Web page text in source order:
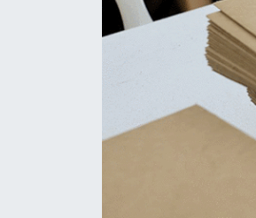
Kadın & Aile